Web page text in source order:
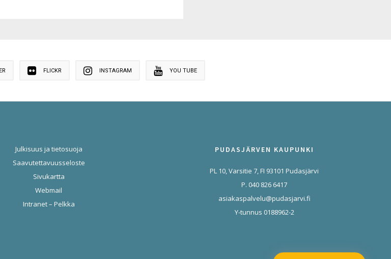
FLICKR INSTAGRAM YOU TUBE
Julkisuus ja tietosuoja
Saavutettavuusseloste
Sivukartta
Webmail
Intranet – Pelkka
PUDASJÄRVEN KAUPUNKI
PL 10, Varsitie 7, FI 93101 Pudasjärvi
P. 040 826 6417
asiakaspalvelu@pudasjarvi.fi
Y-tunnus 0188962-2